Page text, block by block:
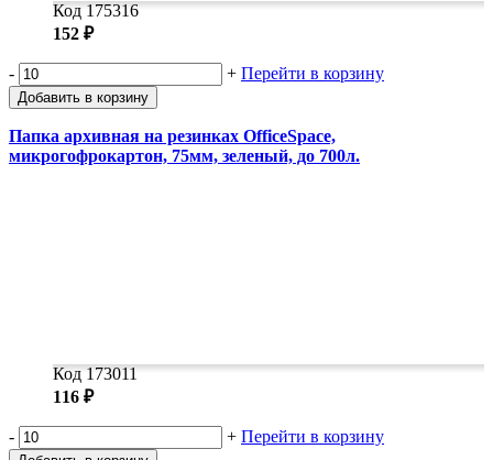
Код 175316
152 ₽
- + Перейти в корзину
Добавить в корзину
Папка архивная на резинках OfficeSpace,
микрогофрокартон, 75мм, зеленый, до 700л.
Код 173011
116 ₽
- + Перейти в корзину